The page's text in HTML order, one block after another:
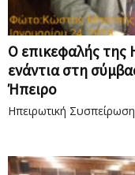
O επικεφαλής
ενάντια στη
Ήπειρο
Ηπειρωτική Συσπείρωση